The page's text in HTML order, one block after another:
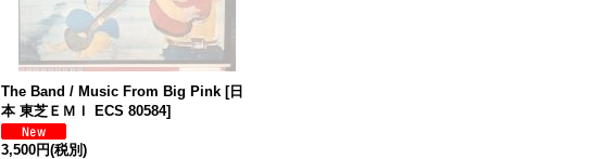
The Band / Music From Big Pink [日
本 東芝ＥＭＩ ECS 80584]
3,500円(税別)